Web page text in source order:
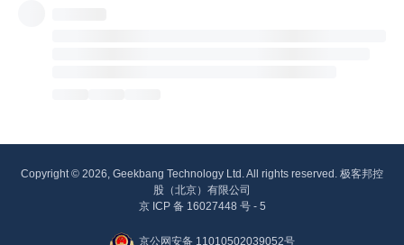
Copyright © 2026, Geekbang Technology Ltd. All rights reserved. 极客邦控
股（北京）有限公司
京 ICP 备 16027448 号 - 5
京公网安备 11010502039052号